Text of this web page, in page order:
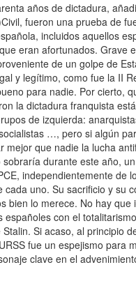
años de dictadura,
fueron una prueba de
incluidos aquellos
eran afortunados. Grave
de un golpe de
y legítimo, como fue la II
para nadie. Por cierto,
la dictadura franquista
de izquierda:
…, pero si algún
mejor que nadie la lucha
sobraría durante este año,
independientemente de
cada uno. Su sacrificio y su
bien lo merece. No hay que
españoles con el
Si acaso, al principio
fue un espejismo para
clave en el